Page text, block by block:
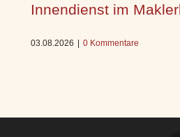
Innendienst im
03.08.2026 0 Kommentare